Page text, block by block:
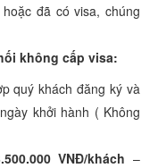
đã có visa, chúng
không cấp visa:
quý khách đăng ký và
khởi hành ( Không
VNĐ/khách –